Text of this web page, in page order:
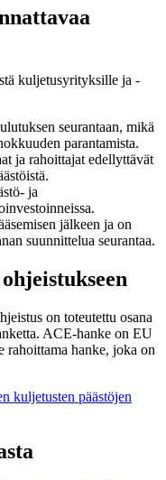
kuljetusyrityksille ja -
seurantaan, mikä
parantamista.
ja rahoittajat edellyttävät
ja
jälkeen ja on
suunnittelua seurantaa.
on toteutettu osana
ACE-hanke on EU
rahoittama hanke, joka on
kuljetusten päästöjen